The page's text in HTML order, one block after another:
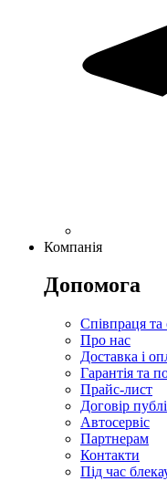
Компанія
Допомога
Співпраця та
Про нас
Доставка і
Гарантія та
Прайс-лист
Договір
Автосервіс
Партнерам
Контакти
Під час